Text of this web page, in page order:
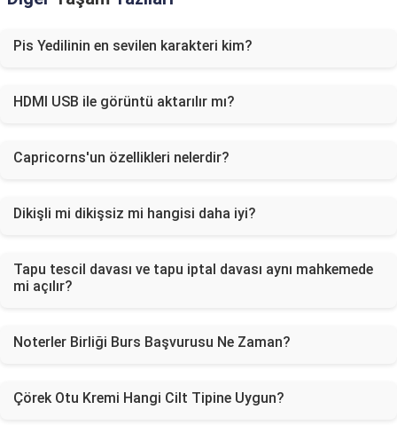
Pis Yedilinin en sevilen karakteri kim?
HDMI USB ile görüntü aktarılır mı?
Capricorns'un özellikleri nelerdir?
Dikişli mi dikişsiz mi hangisi daha iyi?
Tapu tescil davası ve tapu iptal davası aynı mahkemede
mi açılır?
Noterler Birliği Burs Başvurusu Ne Zaman?
Çörek Otu Kremi Hangi Cilt Tipine Uygun?